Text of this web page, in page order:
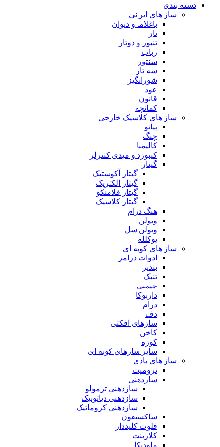
دسته بندی
ساز های ایرانی
باغلاما و دیوان
تار
تنبور و دوتار
رباب
سنتور
سه تار
شورانگیز
عود
قانون
کمانچه
ساز های کلاسیک خارجی
پیانو
چنگ
کالیمبا
کیبورد و میدی کنترلر
گیتار
گیتار آکوستیک
گیتار الکتریک
گیتار فلامنکو
گیتار کلاسیک
هنگ درام
ویولن
ویولن سل
یوکلله
ساز های کوبه ای
ادوات درامز
بندیر
تنبک
جیمبی
داربوکا
درام
دف
سازهای افکتی
کاخن
کوزه
سایر سازهای کوبه ای
ساز های بادی
ترومپت
سازدهنی
سازدهنی ترمولو
سازدهنی دیاتونیک
سازدهنی کروماتیک
ساکسیفون
فلوت کلیددار
کلارینت
ملودیکا